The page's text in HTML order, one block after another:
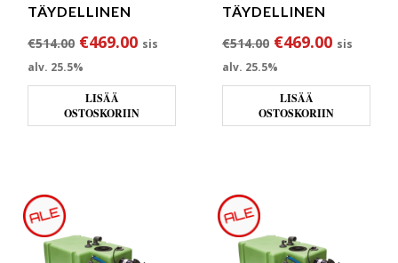
TÄYDELLINEN
€514.00 Alkuperäinen hinta oli: €514.00.
€469.00Nykyinen hinta on: €469.00.
sis
alv. 25.5%
LISÄÄ
OSTOSKORIIN
TÄYDELLINEN
€514.00 Alkuperäinen
€469.00 sis
alv. 25.5%
LISÄÄ
OSTOSKORIIN